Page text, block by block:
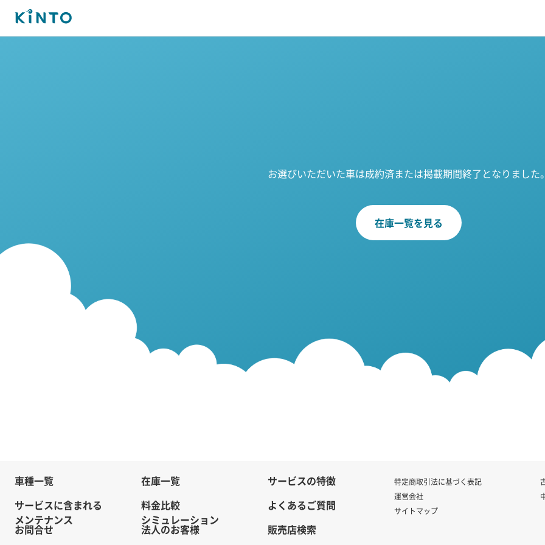
お選びいただいた車は成約済または掲載期間終了となりました
在庫一覧を見る
車種一覧 在庫一覧
サービスの特徴
サービスに含まれる
メンテナンス
料金比較
シミュレーション
よくあるご質問
お問合せ
法人のお客様 販売店検索
特定商取引法に基づく表記
運営会社
サイトマップ